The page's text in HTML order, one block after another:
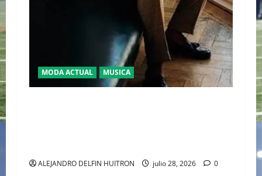
MODA ACTUAL MUSICA
ALEJANDRO DELFIN HUITRON julio 28, 2026 0